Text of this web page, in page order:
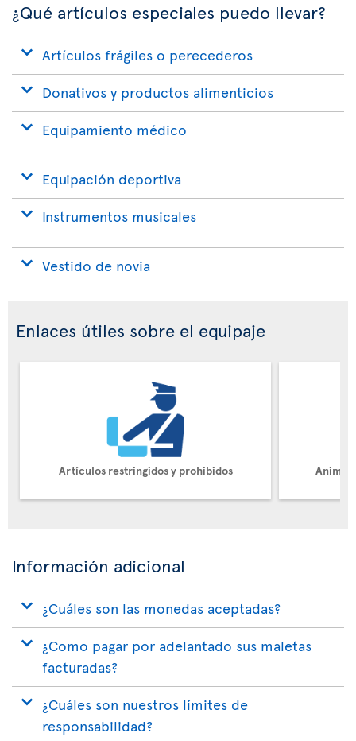
¿Qué artículos especiales puedo llevar?
Artículos frágiles o perecederos
Donativos y productos alimenticios
Equipamiento médico
Equipación deportiva
Instrumentos musicales
Vestido de novia
Enlaces útiles sobre el equipaje
Artículos restringidos y prohibidos
Información adicional
¿Cuáles son las monedas aceptadas?
¿Como pagar por adelantado sus maletas
facturadas?
¿Cuáles son nuestros límites de
responsabilidad?